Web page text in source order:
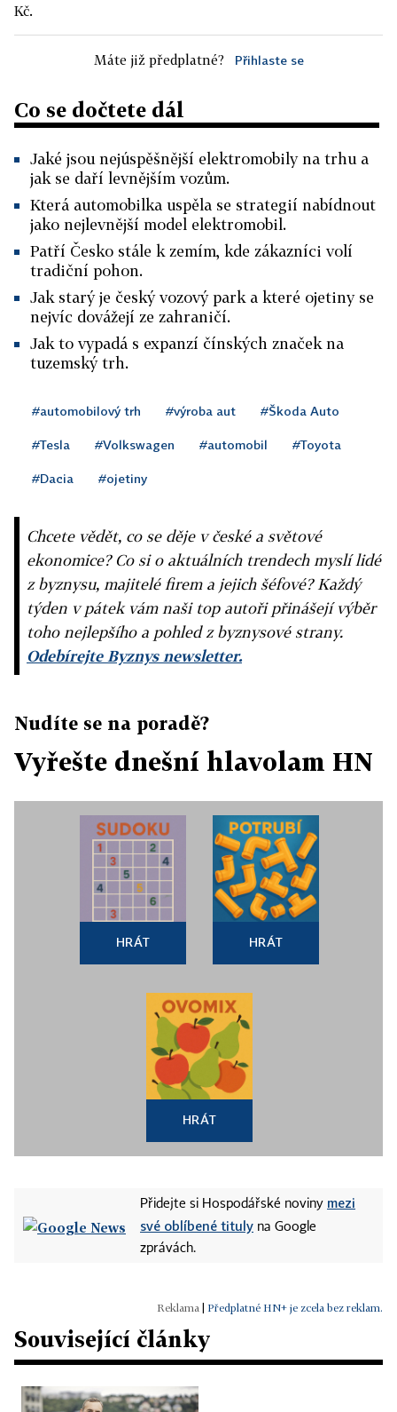
Kč.
Máte již předplatné? Přihlaste se
Co se dočtete dál
Jaké jsou nejúspěšnější elektromobily na trhu a
jak se daří levnějším vozům.
Která automobilka uspěla se strategií nabídnout
jako nejlevnější model elektromobil.
Patří Česko stále k zemím, kde zákazníci volí
tradiční pohon.
Jak starý je český vozový park a které ojetiny se
nejvíc dovážejí ze zahraničí.
Jak to vypadá s expanzí čínských značek na
tuzemský trh.
#automobilový trh #výroba aut #Škoda Auto
#Tesla #Volkswagen #automobil #Toyota
#Dacia #ojetiny
Chcete vědět, co se děje v české a světové
ekonomice? Co si o aktuálních trendech myslí lidé
z byznysu, majitelé firem a jejich šéfové? Každý
týden v pátek vám naši top autoři přinášejí výběr
toho nejlepšího a pohled z byznysové strany.
Odebírejte Byznys newsletter.
Nudíte se na poradě?
Vyřešte dnešní hlavolam HN
HRÁT HRÁT
HRÁT
Přidejte si Hospodářské noviny mezi
své oblíbené tituly na Google
zprávách.
Předplatné HN+ je zcela bez reklam.
Související články